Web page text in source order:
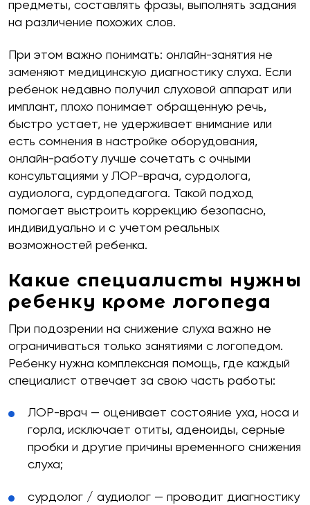
предметы, составлять фразы, выполнять задания
на различение похожих слов.
При этом важно понимать: онлайн-занятия не
заменяют медицинскую диагностику слуха. Если
ребенок недавно получил слуховой аппарат или
имплант, плохо понимает обращенную речь,
быстро устает, не удерживает внимание или
есть сомнения в настройке оборудования,
онлайн-работу лучше сочетать с очными
консультациями у ЛОР-врача, сурдолога,
аудиолога, сурдопедагога. Такой подход
помогает выстроить коррекцию безопасно,
индивидуально и с учетом реальных
возможностей ребенка.
Какие специалисты нужны
ребенку кроме логопеда
При подозрении на снижение слуха важно не
ограничиваться только занятиями с логопедом.
Ребенку нужна комплексная помощь, где каждый
специалист отвечает за свою часть работы:
ЛОР-врач — оценивает состояние уха, носа и
горла, исключает отиты, аденоиды, серные
пробки и другие причины временного снижения
слуха;
сурдолог / аудиолог — проводит диагностику